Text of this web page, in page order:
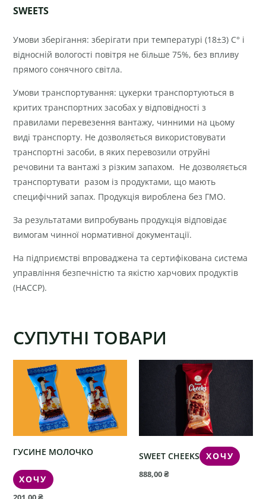
SWEETS
Умови зберігання: зберігати при температурі (18±3) С° і
відносній вологості повітря не більше 75%, без впливу
прямого сонячного світла.
Умови транспортування: цукерки транспортуються в
критих транспортних засобах у відповідності з
правилами перевезення вантажу, чинними на цьому
виді транспорту. Не дозволяється використовувати
транспортні засоби, в яких перевозили отруйні
речовини та вантажі з різким запахом. Не дозволяється
транспортувати разом із продуктами, що мають
специфічний запах. Продукція вироблена без ГМО.
За результатами випробувань продукція відповідає
вимогам чинної нормативної документації.
На підприємстві впроваджена та сертифікована система
управління безпечністю та якістю харчових продуктів
(HACCP).
СУПУТНІ ТОВАРИ
ГУСИНЕ МОЛОЧКО
ХОЧУ
SWEET CHEEKS ХОЧУ
888,00₴